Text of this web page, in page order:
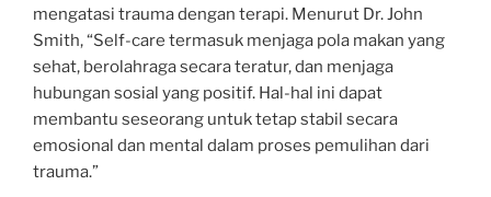
mengatasi trauma dengan terapi. Menurut Dr. John
Smith, “Self-care termasuk menjaga pola makan yang
sehat, berolahraga secara teratur, dan menjaga
hubungan sosial yang positif. Hal-hal ini dapat
membantu seseorang untuk tetap stabil secara
emosional dan mental dalam proses pemulihan dari
trauma.”